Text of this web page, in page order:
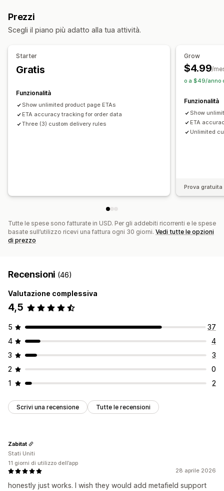
Tempi di preparazione
Messaggi personalizzati
Prezzi
Scegli il piano più adatto alla tua attività.
Starter
Gratis
Funzionalità
Show unlimited product page ETAs
ETA accuracy tracking for order data
Three (3) custom delivery rules
Grow
$4.99/
o a $49/anno
Funzionalità
Show
ETA
Unlimited
Prova
Tutte le spese sono fatturate in USD. Per gli addebiti ricorrenti e le spese
basate sull’utilizzo ricevi una fattura ogni 30 giorni. Vedi tutte le opzioni
di prezzo
Recensioni (46)
Valutazione complessiva
4,5
5
37
4
4
3
3
2
0
1
2
Scrivi una recensione Tutte le recensioni
28 aprile 2026
honestly just works. I wish they would add metafield support
Zabitat
Stati Uniti
11 giorni di utilizzo dell’app